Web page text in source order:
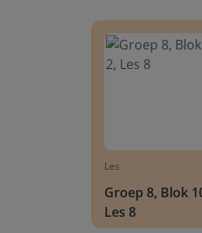
Les
Groep 8, Blok
Les 8